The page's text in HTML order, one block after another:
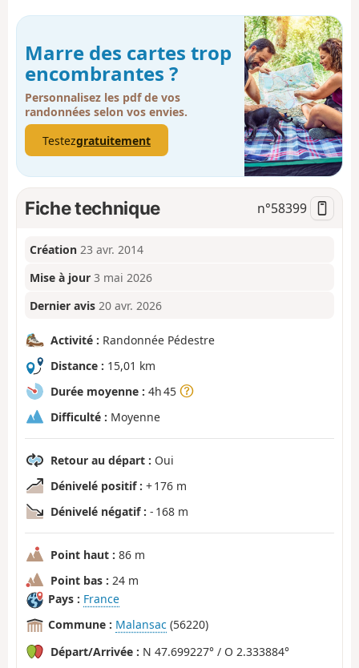
Marre des cartes trop
encombrantes ?
Personnalisez les pdf de vos
randonnées selon vos envies.
Testezgratuitement
Fiche technique n°58399
Création 23 avr. 2014
Mise à jour 3 mai 2026
Dernier avis 20 avr. 2026
Activité : Randonnée Pédestre
Distance : 15,01 km
Durée moyenne : 4h 45
Difficulté : Moyenne
Retour au départ : Oui
Dénivelé positif : + 176 m
Dénivelé négatif : - 168 m
Point haut : 86 m
Point bas : 24 m
Pays : France
Commune : Malansac (56220)
Départ/Arrivée : N 47.699227° / O 2.333884°